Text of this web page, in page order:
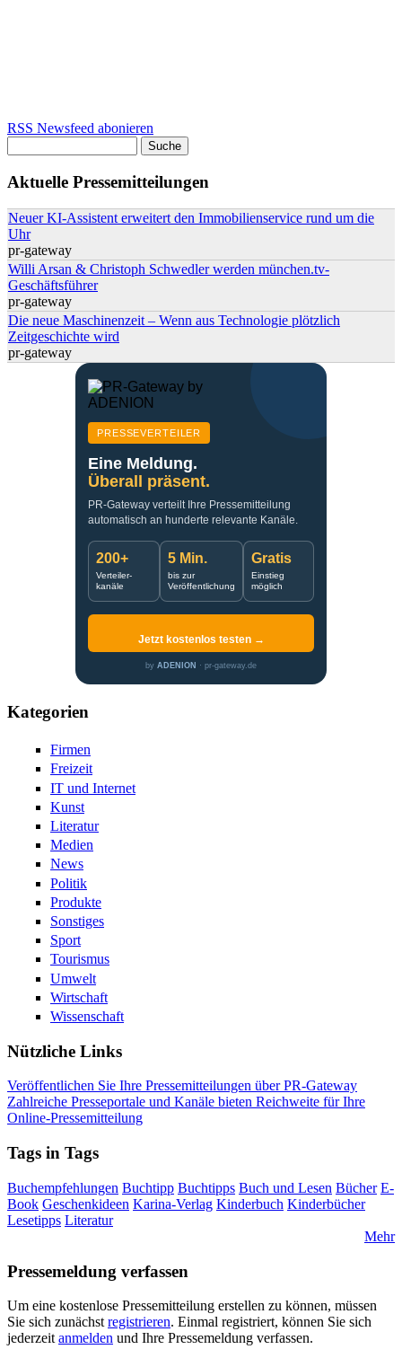
RSS Newsfeed abonieren
Aktuelle Pressemitteilungen
Neuer KI-Assistent erweitert den Immobilienservice rund um die
Uhr
pr-gateway
Willi Arsan & Christoph Schwedler werden münchen.tv-
Geschäftsführer
pr-gateway
Die neue Maschinenzeit – Wenn aus Technologie plötzlich
Zeitgeschichte wird
pr-gateway
PRESSEVERTEILER
Eine Meldung.
Überall präsent.
PR-Gateway verteilt Ihre Pressemitteilung
automatisch an hunderte relevante Kanäle.
200+
Verteiler-
kanäle
5 Min.
bis zur
Veröffentlichung
Gratis
Einstieg
möglich
Jetzt kostenlos testen →
by ADENION · pr-gateway.de
Kategorien
Firmen
Freizeit
IT und Internet
Kunst
Literatur
Medien
News
Politik
Produkte
Sonstiges
Sport
Tourismus
Umwelt
Wirtschaft
Wissenschaft
Nützliche Links
Veröffentlichen Sie Ihre Pressemitteilungen über PR-Gateway
Zahlreiche Presseportale und Kanäle bieten Reichweite für Ihre
Online-Pressemitteilung
Tags in Tags
Buchempfehlungen Buchtipp Buchtipps Buch und Lesen Bücher E-
Book Geschenkideen Karina-Verlag Kinderbuch Kinderbücher
Lesetipps Literatur
Mehr
Pressemeldung verfassen
Um eine kostenlose Pressemitteilung erstellen zu können, müssen
Sie sich zunächst registrieren. Einmal registriert, können Sie sich
jederzeit anmelden und Ihre Pressemeldung verfassen.